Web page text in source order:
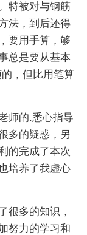
特被对与钢筋
法，到后还得
要用手算，够
总是要从基本
，但比用笔算
师的.悉心指导
多的疑惑，另
的完成了本次
培养了我虚心
多的知识，
努力的学习和